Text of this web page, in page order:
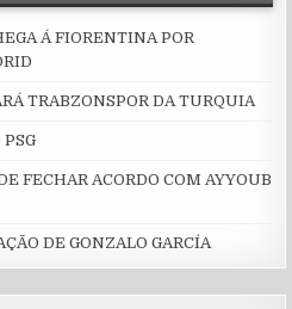
Á FIORENTINA POR
TRABZONSPOR DA TURQUIA
FECHAR ACORDO COM AYYOUB
DE GONZALO GARCÍA